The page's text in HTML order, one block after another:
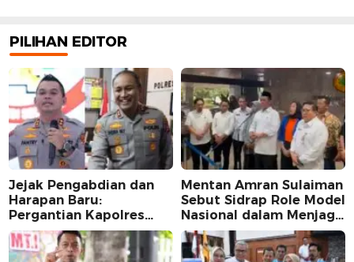
PILIHAN EDITOR
Jejak Pengabdian dan
Harapan Baru:
Pergantian Kapolres
Sidrap dalam Perspektif
Karier Dua Perwira
Mentan Amran Sulaiman
Sebut Sidrap Role Model
Nasional dalam Menjaga
Stabilitas Harga Telur